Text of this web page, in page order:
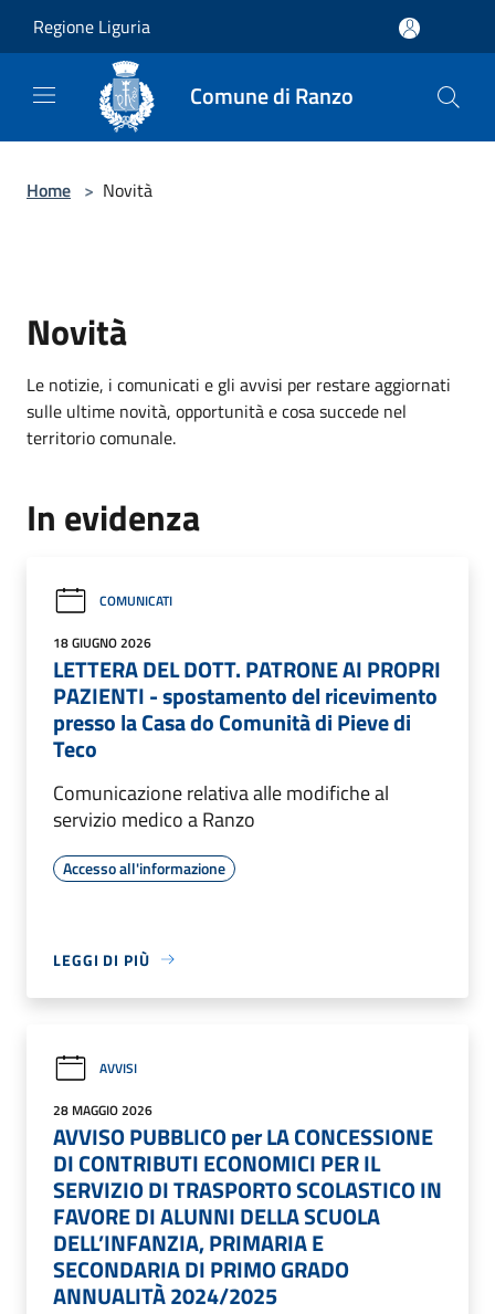
Regione Liguria
Comune di Ranzo
Home > Novità
Novità
Le notizie, i comunicati e gli avvisi per restare aggiornati
sulle ultime novità, opportunità e cosa succede nel
territorio comunale.
In evidenza
COMUNICATI
18 GIUGNO 2026
LETTERA DEL DOTT. PATRONE AI PROPRI
PAZIENTI - spostamento del ricevimento
presso la Casa do Comunità di Pieve di
Teco
Comunicazione relativa alle modifiche al
servizio medico a Ranzo
Accesso all'informazione
LEGGI DI PIÙ
AVVISI
28 MAGGIO 2026
AVVISO PUBBLICO per LA CONCESSIONE
DI CONTRIBUTI ECONOMICI PER IL
SERVIZIO DI TRASPORTO SCOLASTICO IN
FAVORE DI ALUNNI DELLA SCUOLA
DELL’INFANZIA, PRIMARIA E
SECONDARIA DI PRIMO GRADO
ANNUALITÀ 2024/2025